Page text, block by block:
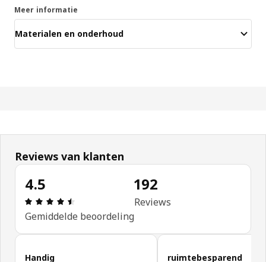
Meer informatie
Materialen en onderhoud
Reviews van klanten
4.5
Review: 4.5 van 5 sterren. Totaal beoordelingen:
Gemiddelde beoordeling
192
Reviews
Klantbeoordelingen overslaan
Handig
ruimtebesparend